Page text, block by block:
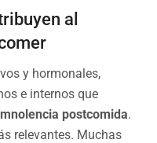
al
y hormonales,
e internos que
postcomida.
relevantes. Muchas